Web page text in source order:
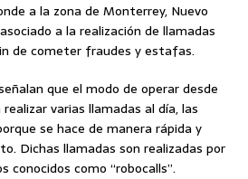
a la zona de Monterrey, Nuevo
a la realización de llamadas
de cometer fraudes y estafas.
que el modo de operar desde
varias llamadas al día, las
se hace de manera rápida y
Dichas llamadas son realizadas por
como “robocalls”.